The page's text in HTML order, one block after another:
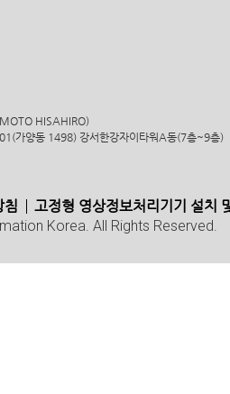
HISAHIRO)
가양동 1498) 강서한강자이타워A동(7층~9층)
침
고정형 영상정보처리기기 설치
Korea. All Rights Reserved.